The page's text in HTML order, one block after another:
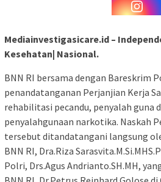
Mediainvestigasicare.id –
Kesehatan| Nasional.
BNN RI bersama dengan Bareskrim
penandatanganan Perjanjian Kerja
rehabilitasi pecandu, penyalah guna
penyalahgunaan narkotika. Naskah
tersebut ditandatangani langsung
BNN RI, Dra.Riza
Polri, Drs.Agus Andrianto.SH.MH,